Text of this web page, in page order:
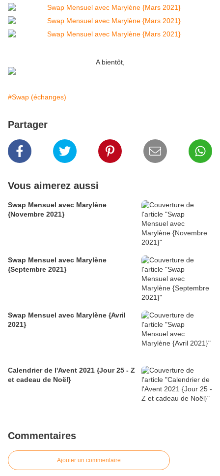
A bientôt,
#Swap (échanges)
Partager
Vous aimerez aussi
Swap Mensuel avec Marylène
{Novembre 2021}
Swap Mensuel avec Marylène
{Septembre 2021}
Swap Mensuel avec Marylène {Avril
2021}
Calendrier de l'Avent 2021 {Jour 25 - Z
et cadeau de Noël}
Commentaires
Ajouter un commentaire